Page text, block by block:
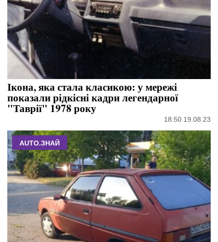
Ікона, яка стала класикою: у мережі
показали рідкісні кадри легендарної
"Таврії" 1978 року
18:50 19.08.23
AUTO.ЗНАЙ